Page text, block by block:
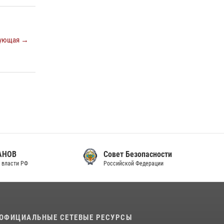
→
Совет Безопасности
Российской Федерации
СЕТЕВЫЕ РЕСУРСЫ